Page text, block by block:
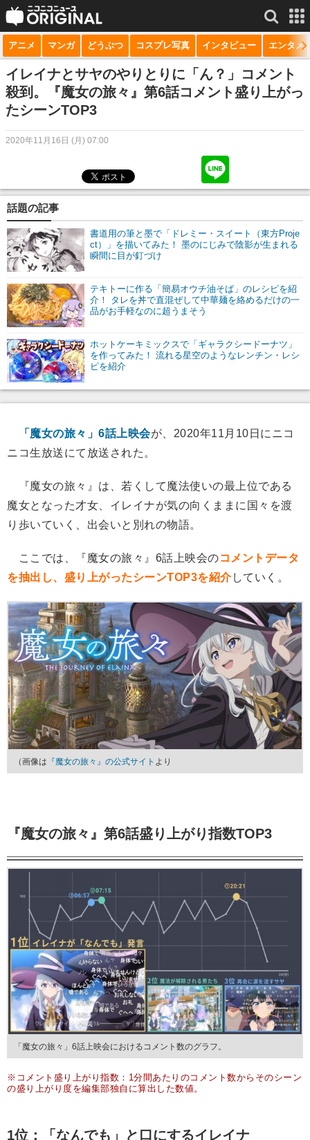
サービス一覧 もっと見る
niconico
動画
生放送
マンガ
ニコニコQ
アニメ マンガ どうぶつ コスプレ写真 インタビュー エンタメ
イレイナとサヤのやりとりに「ん？」コメント
殺到。『魔女の旅々』第6話コメント盛り上がっ
たシーンTOP3
2020年11月16日 (月) 07:00
話題の記事
書道用の筆と墨で「ドレミー・スイート（東方Proje
ct）」を描いてみた！ 墨のにじみで陰影が生まれる
瞬間に目が釘づけ
テキトーに作る「簡易オウチ油そば」のレシピを紹
介！ タレを丼で直混ぜして中華麺を絡めるだけの一
品がお手軽なのに超うまそう
ホットケーキミックスで「ギャラクシードーナツ」
を作ってみた！ 流れる星空のようなレンチン・レシ
ピを紹介
「魔女の旅々」6話上映会が、2020年11月10日にニコ
ニコ生放送にて放送された。
『魔女の旅々』は、若くして魔法使いの最上位である
魔女となった才女、イレイナが気の向くままに国々を渡
り歩いていく、出会いと別れの物語。
ここでは、『魔女の旅々』6話上映会のコメントデータ
を抽出し、盛り上がったシーンTOP3を紹介していく。
（画像は 『魔女の旅々』の公式サイト より
『魔女の旅々』第6話盛り上がり指数TOP3
「魔女の旅々」6話上映会におけるコメント数のグラフ。
※コメント盛り上がり指数：1分間あたりのコメント数からそのシーン
の盛り上がり度を編集部独自に算出した数値。
1位：「なんでも」と口にするイレイナ